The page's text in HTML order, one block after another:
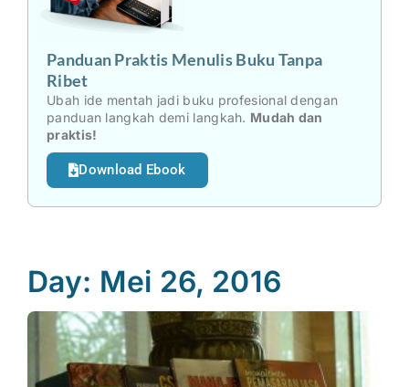
Panduan Praktis Menulis Buku Tanpa
Ribet
Ubah ide mentah jadi buku profesional dengan
panduan langkah demi langkah. Mudah dan
praktis!
Download Ebook
Day: Mei 26, 2016